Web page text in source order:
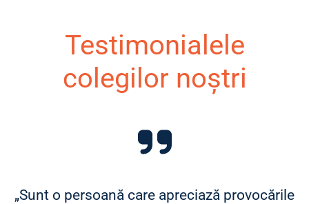
Testimonialele
colegilor noștri
„Sunt o persoană care apreciază provocările